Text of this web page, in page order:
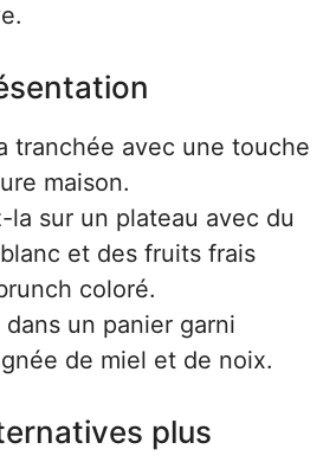
tranchée avec une touche
maison.
la sur un plateau avec du
et des fruits frais
coloré.
un panier garni
de miel et de noix.
plus